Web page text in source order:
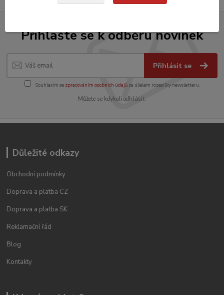
Přihlašte se k odběru novinek
Přihlásit se
Souhlasím se zpracováním osobních údajůza účelem rozesílky newsletteru.
Můžete se kdykoli odhlásit.
Důležité odkazy
Obchodní podmínky
Doprava a platba CZ
Doprava a platba SK
Reklamační řád
Blog
Kontakty